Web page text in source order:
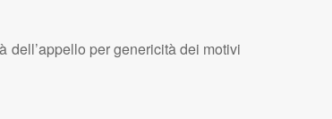
dell’appello per genericità dei motivi